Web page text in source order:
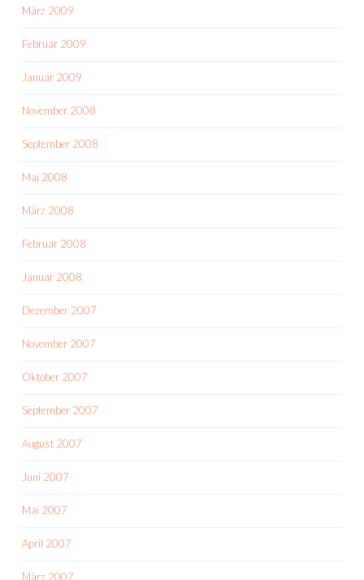
März 2009
Februar 2009
Januar 2009
November 2008
September 2008
Mai 2008
März 2008
Februar 2008
Januar 2008
Dezember 2007
November 2007
Oktober 2007
September 2007
August 2007
Juni 2007
Mai 2007
April 2007
März 2007